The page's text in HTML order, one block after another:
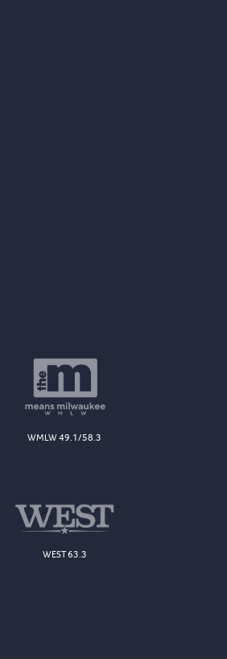
WMLW 49.1/58.3
WEST 63.3